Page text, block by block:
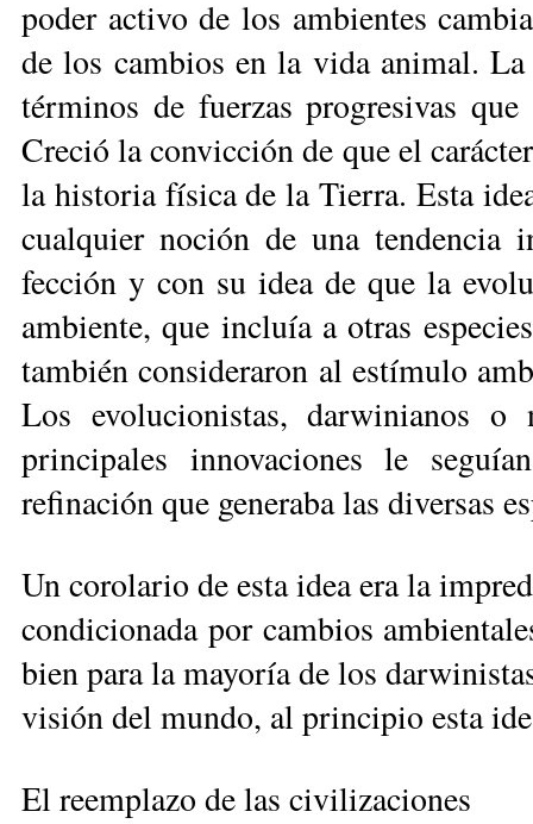
poder activo de los ambientes
de los cambios en la vida ani­mal.
términos de fuerzas progresivas
Creció la con­vicción de que el
la his­toria física de la Tie­rra. Esta
cualquier noción de una
fección y con su idea de que la
ambiente, que incluía a otras
también consideraron al estímu­lo
Los evolucionis­tas, darwi­nia­nos
principales innovaciones le
refinación que gene­raba las diver­sas
Un corolario de esta idea era la
condicionada por cambios
bien para la mayoría de los
visión del mundo, al prin­cipio esta
El reemplazo de las civilizaciones